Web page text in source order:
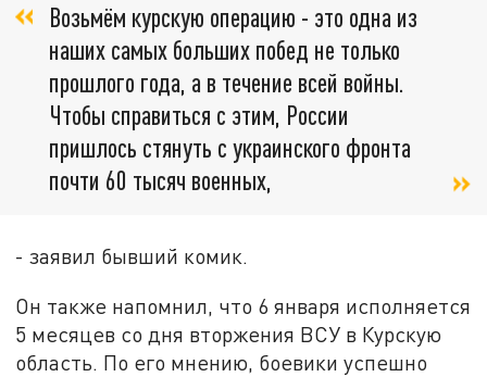
Возьмём курскую операцию - это одна из
наших самых больших побед не только
прошлого года, а в течение всей войны.
Чтобы справиться с этим, России
пришлось стянуть с украинского фронта
почти 60 тысяч военных,
- заявил бывший комик.
Он также напомнил, что 6 января исполняется
5 месяцев со дня вторжения ВСУ в Курскую
область. По его мнению, боевики успешно